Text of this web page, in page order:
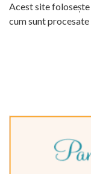
Acest site
cum sunt